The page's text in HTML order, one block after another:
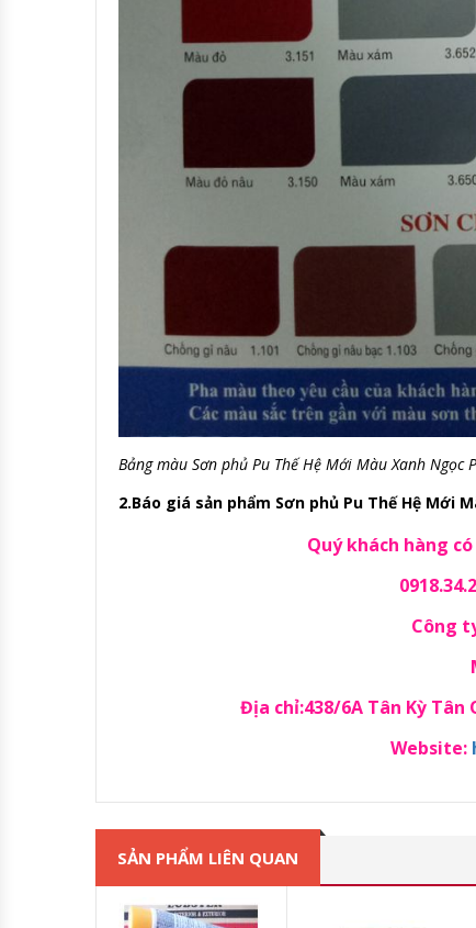
Bảng màu Sơn phủ Pu Thế Hệ Mới Màu Xanh Ngọc
2.Báo giá sản phẩm Sơn phủ Pu Thế Hệ Mới
Quý khách hàng
Công
Địa chỉ:438/6A Tân Kỳ Tân
Website:
SẢN PHẨM LIÊN QUAN